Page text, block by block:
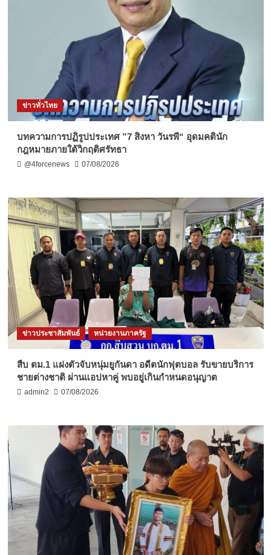
ข่าวทั่วไทย
บทความการปฏิรูปประเทศ ”7 สิงหา วันรพี“ อุดมคตินัก
กฎหมายภายใต้วิกฤติศรัทธา
@4forcenews 07/08/2026
ข่าวประชาสัมพันธ์ หน่วยงานภาครัฐ
สืบ ตม.1 แฝงตัวจับหนุ่มยูกันดา อดีตนักฟุตบอล รับขายบริการ
ชายต่างชาติ ผ่านแอปหาคู่ พบอยู่เกินกำหนดอนุญาต
admin2 07/08/2026